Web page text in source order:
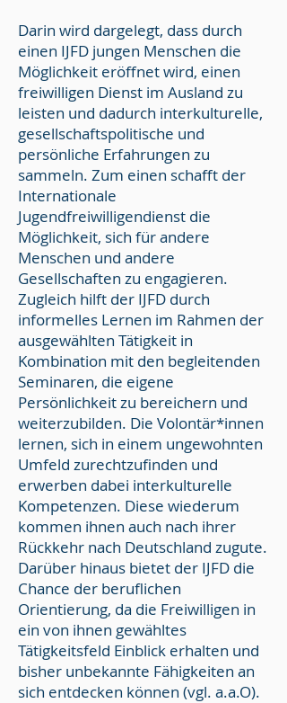
Darin wird dargelegt, dass durch
einen IJFD jungen Menschen die
Möglichkeit eröffnet wird, einen
freiwilligen Dienst im Ausland zu
leisten und dadurch interkulturelle,
gesellschaftspolitische und
persönliche Erfahrungen zu
sammeln. Zum einen schafft der
Internationale
Jugendfreiwilligendienst die
Möglichkeit, sich für andere
Menschen und andere
Gesellschaften zu engagieren.
Zugleich hilft der IJFD durch
informelles Lernen im Rahmen der
ausgewählten Tätigkeit in
Kombination mit den begleitenden
Seminaren, die eigene
Persönlichkeit zu bereichern und
weiterzubilden. Die Volontär*innen
lernen, sich in einem ungewohnten
Umfeld zurechtzufinden und
erwerben dabei interkulturelle
Kompetenzen. Diese wiederum
kommen ihnen auch nach ihrer
Rückkehr nach Deutschland zugute.
Darüber hinaus bietet der IJFD die
Chance der beruflichen
Orientierung, da die Freiwilligen in
ein von ihnen gewähltes
Tätigkeitsfeld Einblick erhalten und
bisher unbekannte Fähigkeiten an
sich entdecken können (vgl. a.a.O).